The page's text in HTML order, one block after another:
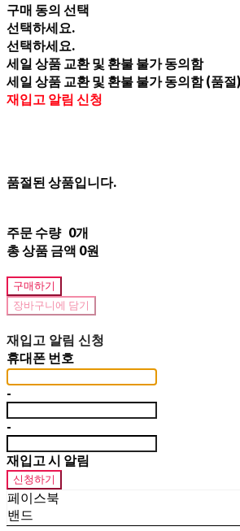
구매 동의 선택
선택하세요.
선택하세요.
세일 상품 교환 및 환불 불가 동의함
세일 상품 교환 및 환불 불가 동의함 (품절)
재입고 알림 신청
품절된 상품입니다.
주문 수량 0개
총 상품 금액 0원
구매하기
장바구니에 담기
재입고 알림 신청
휴대폰 번호
-
-
재입고 시 알림
신청하기
페이스북
밴드